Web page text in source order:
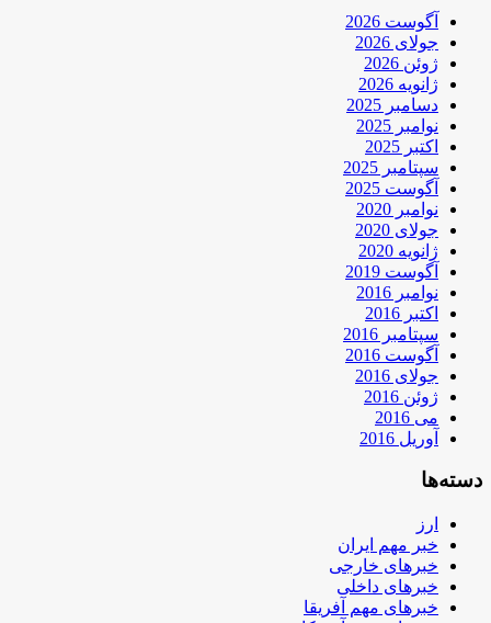
آگوست 2026
جولای 2026
ژوئن 2026
ژانویه 2026
دسامبر 2025
نوامبر 2025
اکتبر 2025
سپتامبر 2025
آگوست 2025
نوامبر 2020
جولای 2020
ژانویه 2020
آگوست 2019
نوامبر 2016
اکتبر 2016
سپتامبر 2016
آگوست 2016
جولای 2016
ژوئن 2016
می 2016
آوریل 2016
دسته‌ها
ارز
خبر مهم ایران
خبرهای خارجی
خبرهای داخلی
خبرهای مهم آفریقا